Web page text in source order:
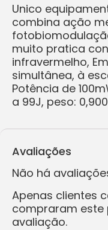
Unico
combina ação
muito pratica
infravermelho,
simultânea, à
Potência de
a 99J, peso:
Avaliações
Não há
Apenas clientes
compraram este
avaliação.